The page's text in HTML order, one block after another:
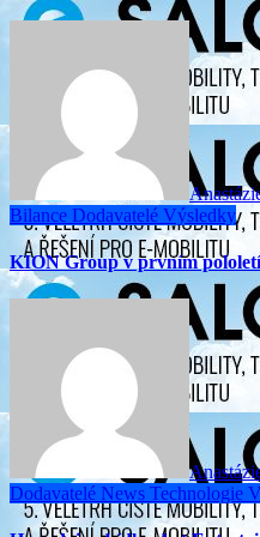
Bilance Dodavatelé Výsledky
KION Group v prvním
Dodavatelé News Technologie